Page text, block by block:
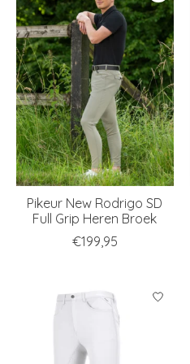
Pikeur New Rodrigo SD
Full Grip Heren Broek
€199,95